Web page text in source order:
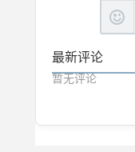
最新评论
暂无评论